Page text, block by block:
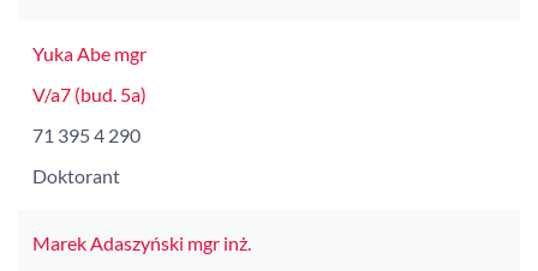
Yuka Abe mgr
V/a7 (bud. 5a)
71 395 4 290
Doktorant
Marek Adaszyński mgr inż.